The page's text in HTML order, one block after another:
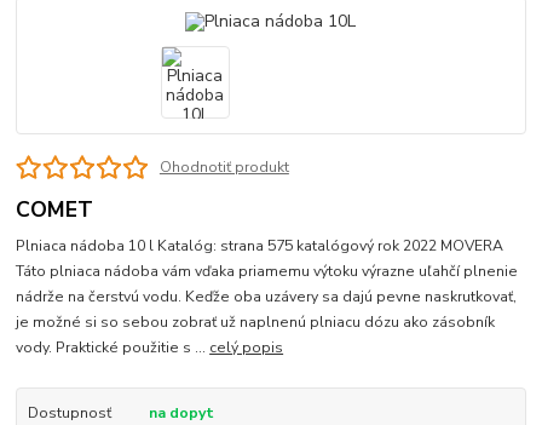
Ohodnotiť produkt
COMET
Plniaca nádoba 10 l Katalóg: strana 575 katalógový rok 2022 MOVERA
Táto plniaca nádoba vám vďaka priamemu výtoku výrazne uľahčí plnenie
nádrže na čerstvú vodu. Keďže oba uzávery sa dajú pevne naskrutkovať,
je možné si so sebou zobrať už naplnenú plniacu dózu ako zásobník
vody. Praktické použitie s ... celý popis
Dostupnosť na dopyt